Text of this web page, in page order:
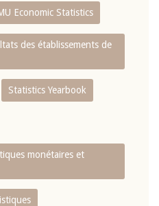
Economic Statistics
des établissements de
Statistics Yearbook
monétaires et